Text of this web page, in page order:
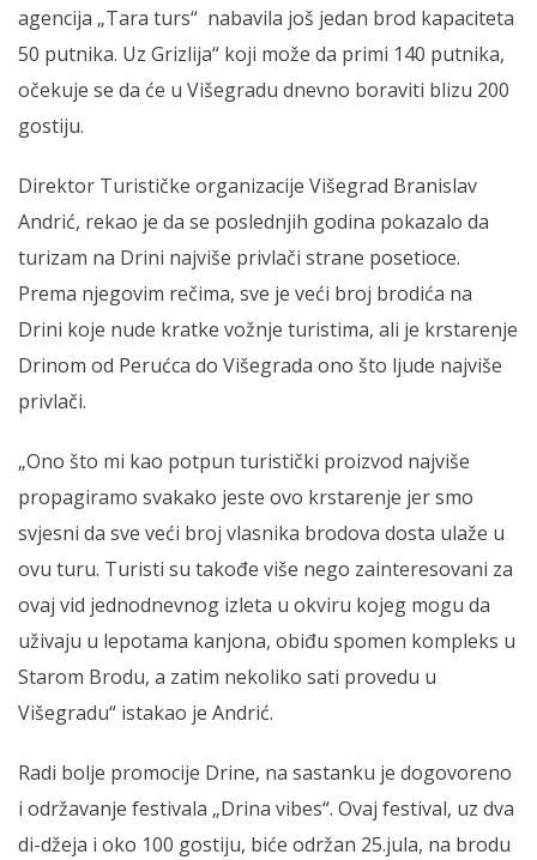
agencija „Tara turs“ nabavila još jedan brod kapaciteta
50 putnika. Uz Grizlija“ koji može da primi 140 putnika,
očekuje se da će u Višegradu dnevno boraviti blizu 200
gostiju.
Direktor Turističke organizacije Višegrad Branislav
Andrić, rekao je da se poslednjih godina pokazalo da
turizam na Drini najviše privlači strane posetioce.
Prema njegovim rečima, sve je veći broj brodića na
Drini koje nude kratke vožnje turistima, ali je krstarenje
Drinom od Perućca do Višegrada ono što ljude najviše
privlači.
„Ono što mi kao potpun turistički proizvod najviše
propagiramo svakako jeste ovo krstarenje jer smo
svjesni da sve veći broj vlasnika brodova dosta ulaže u
ovu turu. Turisti su takođe više nego zainteresovani za
ovaj vid jednodnevnog izleta u okviru kojeg mogu da
uživaju u lepotama kanjona, obiđu spomen kompleks u
Starom Brodu, a zatim nekoliko sati provedu u
Višegradu“ istakao je Andrić.
Radi bolje promocije Drine, na sastanku je dogovoreno
i održavanje festivala „Drina vibes“. Ovaj festival, uz dva
di-džeja i oko 100 gostiju, biće održan 25.jula, na brodu